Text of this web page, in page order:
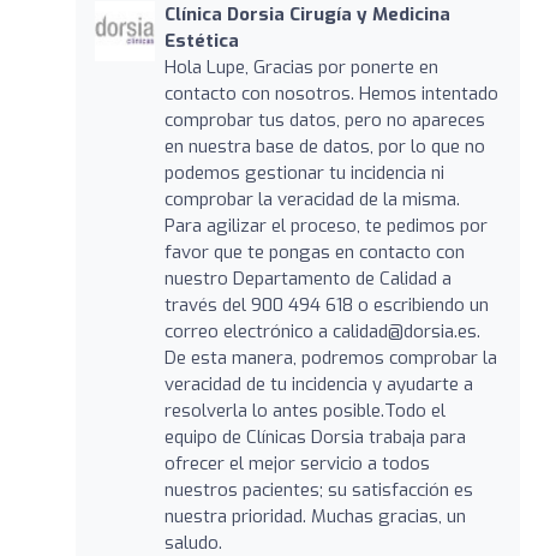
Clínica Dorsia Cirugía y Medicina
Estética
Hola Lupe, Gracias por ponerte en
contacto con nosotros. Hemos intentado
comprobar tus datos, pero no apareces
en nuestra base de datos, por lo que no
podemos gestionar tu incidencia ni
comprobar la veracidad de la misma.
Para agilizar el proceso, te pedimos por
favor que te pongas en contacto con
nuestro Departamento de Calidad a
través del 900 494 618 o escribiendo un
correo electrónico a calidad@dorsia.es.
De esta manera, podremos comprobar la
veracidad de tu incidencia y ayudarte a
resolverla lo antes posible.Todo el
equipo de Clínicas Dorsia trabaja para
ofrecer el mejor servicio a todos
nuestros pacientes; su satisfacción es
nuestra prioridad. Muchas gracias, un
saludo.